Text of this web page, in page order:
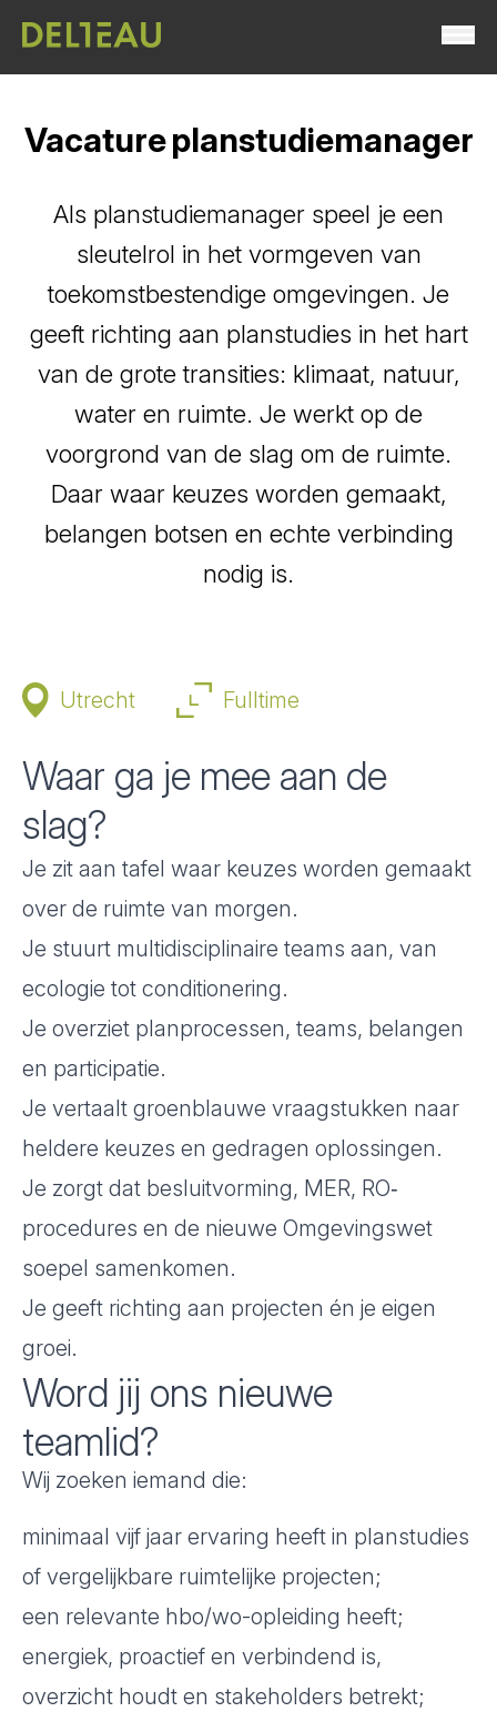
Vacature planstudiemanager
Als planstudiemanager speel je een
sleutelrol in het vormgeven van
toekomstbestendige omgevingen. Je
geeft richting aan planstudies in het hart
van de grote transities: klimaat, natuur,
water en ruimte. Je werkt op de
voorgrond van de slag om de ruimte.
Daar waar keuzes worden gemaakt,
belangen botsen en echte verbinding
nodig is.
Utrecht Fulltime
Waar ga je mee aan de
slag?
Je zit aan tafel waar keuzes worden gemaakt
over de ruimte van morgen.
Je stuurt multidisciplinaire teams aan, van
ecologie tot conditionering.
Je overziet planprocessen, teams, belangen
en participatie.
Je vertaalt groenblauwe vraagstukken naar
heldere keuzes en gedragen oplossingen.
Je zorgt dat besluitvorming, MER, RO‐
procedures en de nieuwe Omgevingswet
soepel samenkomen.
Je geeft richting aan projecten én je eigen
groei.
Word jij ons nieuwe
teamlid?
Wij zoeken iemand die:
minimaal vijf jaar ervaring heeft in planstudies
of vergelijkbare ruimtelijke projecten;
een relevante hbo/wo-opleiding heeft;
energiek, proactief en verbindend is,
overzicht houdt en stakeholders betrekt;